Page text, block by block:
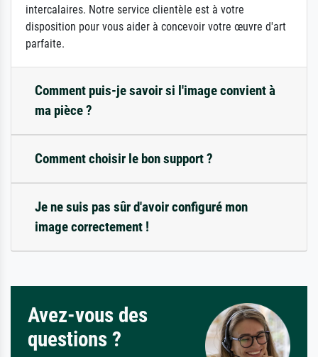
intercalaires. Notre service clientèle est à votre
disposition pour vous aider à concevoir votre œuvre d'art
parfaite.
Comment puis-je savoir si l'image convient à
ma pièce ?
Comment choisir le bon support ?
Je ne suis pas sûr d'avoir configuré mon
image correctement !
Avez-vous des
questions ?